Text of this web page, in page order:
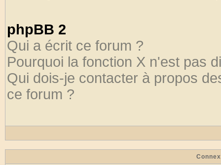
phpBB 2
Qui a écrit ce forum ?
Pourquoi la fonction X n'est pas
Qui dois-je contacter à propos
ce forum ?